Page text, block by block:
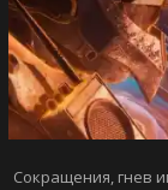
Сокращения, гнев